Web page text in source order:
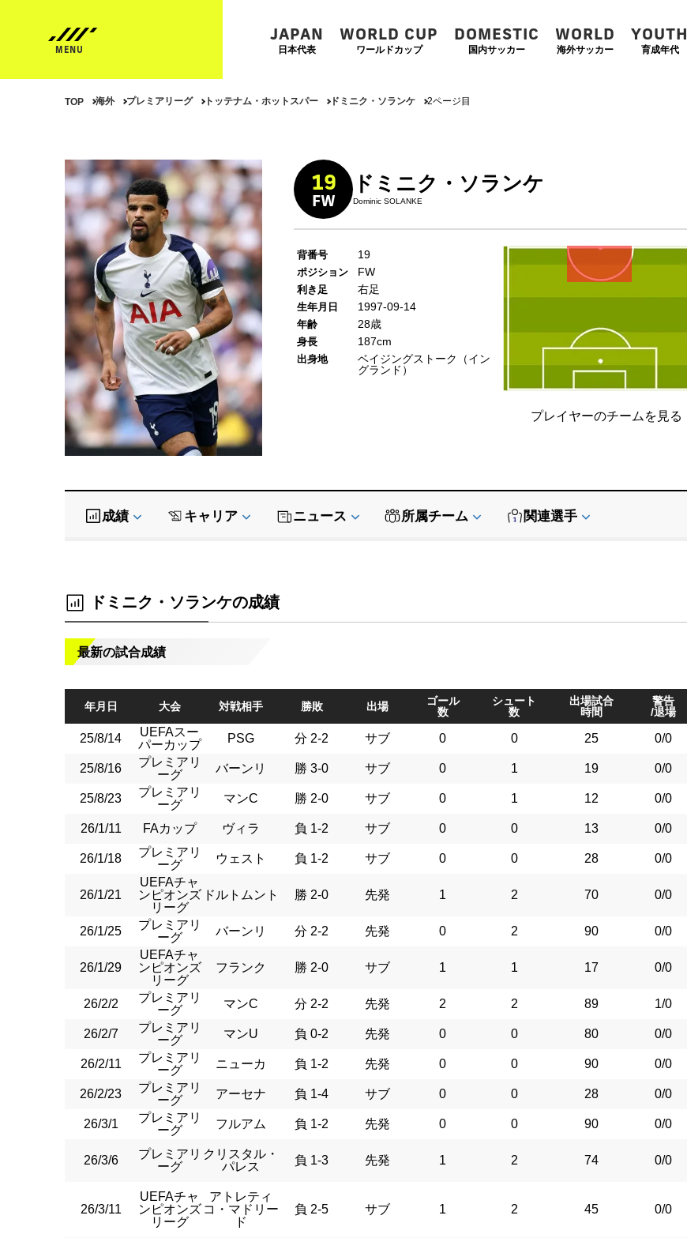
JAPAN
日本代表
WORLD CUP
ワールドカップ
DOMESTIC
国内サッカー
WORLD
海外サッカー
YOUTH
育成年代
TOP 海外 プレミアリーグ トッテナム・ホットスパー ドミニク・ソランケ 2ページ目
19
FW
ドミニク・ソランケ
Dominic SOLANKE
背番号 19
ポジション FW
利き足 右足
生年月日 1997-09-14
年齢 28歳
身長 187cm
出身地
ベイジングストーク（イン
グランド）
左
WG
CF
右
WG
SB
CB
右
SB
GK
プレイヤーのチームを見る
成績 キャリア ニュース 所属チーム 関連選手
ドミニク・ソランケの成績
最新の試合成績
年月日 大会 対戦相手 勝敗 出場
ゴール
数
シュート
数
出場試合
時間
警告
/退場
25/8/14
UEFAスー
パーカップ
PSG 分 2-2 サブ 0 0 25 0/0
25/8/16
プレミアリ
ーグ
バーンリ 勝 3-0 サブ 0 1 19 0/0
25/8/23
プレミアリ
ーグ
マンC 勝 2-0 サブ 0 1 12 0/0
26/1/11 FAカップ ヴィラ 負 1-2 サブ 0 0 13 0/0
26/1/18
プレミアリ
ーグ
ウェスト 負 1-2 サブ 0 0 28 0/0
26/1/21
UEFAチャ
ンピオンズ
リーグ
ドルトムント 勝 2-0 先発 1 2 70 0/0
26/1/25
プレミアリ
ーグ
バーンリ 分 2-2 先発 0 2 90 0/0
26/1/29
UEFAチャ
ンピオンズ
リーグ
フランク 勝 2-0 サブ 1 1 17 0/0
26/2/2
プレミアリ
ーグ
マンC 分 2-2 先発 2 2 89 1/0
26/2/7
プレミアリ
ーグ
マンU 負 0-2 先発 0 0 80 0/0
26/2/11
プレミアリ
ーグ
ニューカ 負 1-2 先発 0 0 90 0/0
26/2/23
プレミアリ
ーグ
アーセナ 負 1-4 サブ 0 0 28 0/0
26/3/1
プレミアリ
ーグ
フルアム 負 1-2 先発 0 0 90 0/0
26/3/6
プレミアリ
ーグ
クリスタル・
パレス
負 1-3 先発 1 2 74 0/0
26/3/11
UEFAチャ
ンピオンズ
リーグ
アトレティ
コ・マドリー
ド
負 2-5 サブ 1 2 45 0/0